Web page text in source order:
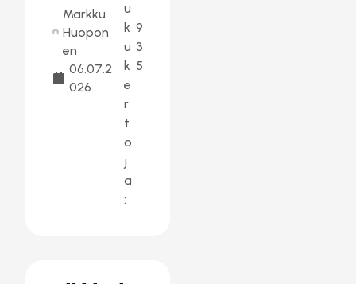
Markku
Huopon
en
06.07.2
026
u
k
u
k
e
r
t
o
j
a
:
9
3
5